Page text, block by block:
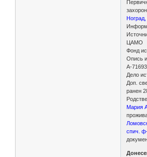
ЦАМО
Фонд
Опись
А-71693
Дело
Доп.
ранен
Мария
спич.